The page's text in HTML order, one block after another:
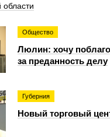
области
Общество
Люлин: хочу
за преданность делу
Губерния
Новый торговый